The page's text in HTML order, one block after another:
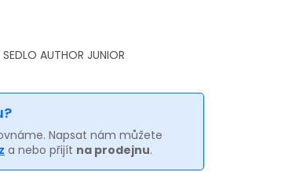
AUTHOR JUNIOR
Napsat nám můžete
a nebo přijít na prodejnu.